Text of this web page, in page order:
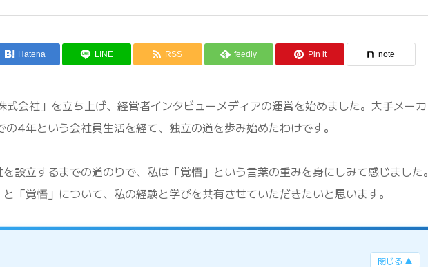
Hatena LINE RSS feedly Pin it note
会社」を立ち上げ、経営者インタビューメディアの運営を始めました。大手メーカ
4年という会社員生活を経て、独立の道を歩み始めたわけです。
設立するまでの道のりで、私は「覚悟」という言葉の重みを身にしみて感じました。
「覚悟」について、私の経験と学びを共有させていただきたいと思います。
閉じる ▲